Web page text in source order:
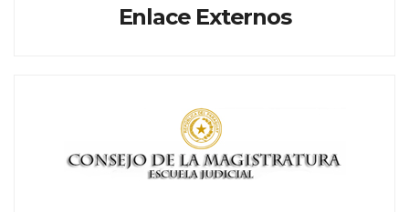
Enlace Externos